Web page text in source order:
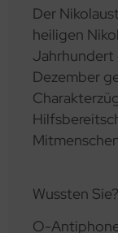
Der
heiligen
Jahrhundert
Dezember
Wussten Sie?
O-